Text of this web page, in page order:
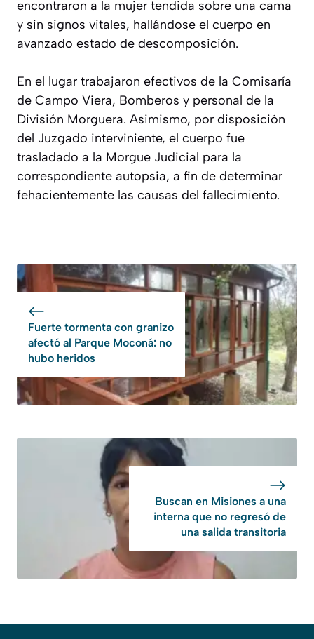
encontraron a la mujer tendida sobre una cama
y sin signos vitales, hallándose el cuerpo en
avanzado estado de descomposición.
En el lugar trabajaron efectivos de la Comisaría
de Campo Viera, Bomberos y personal de la
División Morguera. Asimismo, por disposición
del Juzgado interviniente, el cuerpo fue
trasladado a la Morgue Judicial para la
correspondiente autopsia, a fin de determinar
fehacientemente las causas del fallecimiento.
Fuerte tormenta con granizo
afectó al Parque Moconá: no
hubo heridos
Buscan en Misiones a una
interna que no regresó de
una salida transitoria